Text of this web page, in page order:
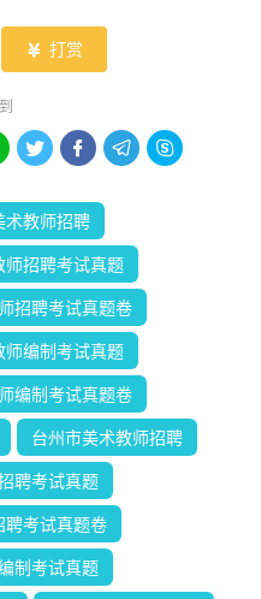
 打赏
   
术教师招聘
师招聘考试真题
招聘考试真题卷
师编制考试真题
编制考试真题卷
台州市美术教师招聘
聘考试真题
聘考试真题卷
制考试真题